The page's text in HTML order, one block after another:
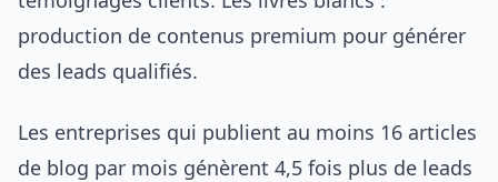
production de contenus premium pour générer
des leads qualifiés.
Les entreprises qui publient au moins 16 articles
de blog par mois génèrent 4,5 fois plus de leads